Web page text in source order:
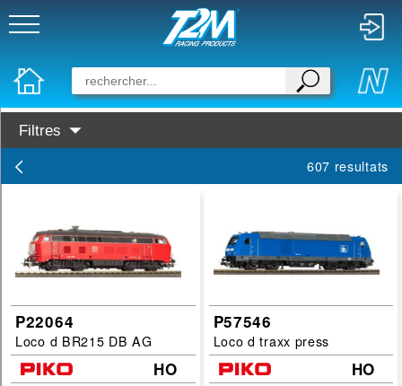
Filtres
Marques :
Categories :
locomotive-diesel
607 resultats
P22064
Loco d BR215 DB AG
HO
P57546
Loco d traxx press
HO